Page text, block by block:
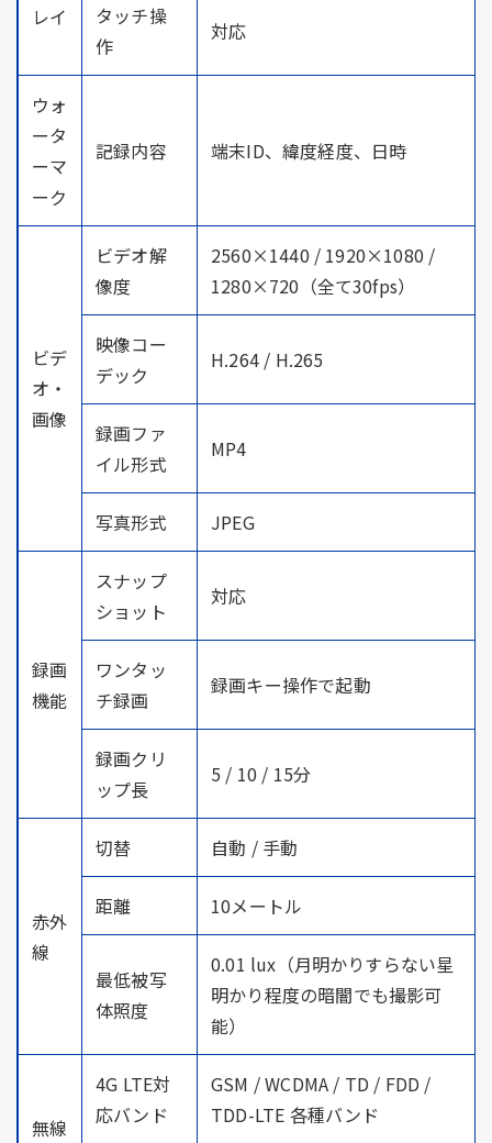
レイ
タッチ操
作
対応
ウォ
ータ
ーマ
ーク
記録内容 端末ID、緯度経度、日時
ビデ
オ・
画像
ビデオ解
像度
2560×1440 / 1920×1080 /
1280×720（全て30fps）
映像コー
デック
H.264 / H.265
録画ファ
イル形式
MP4
写真形式 JPEG
録画
機能
スナップ
ショット
対応
ワンタッ
チ録画
録画キー操作で起動
録画クリ
ップ長
5 / 10 / 15分
赤外
線
切替 自動 / 手動
距離 10メートル
最低被写
体照度
0.01 lux（月明かりすらない星
明かり程度の暗闇でも撮影可
能）
無線
4G LTE対
応バンド
GSM / WCDMA / TD / FDD /
TDD-LTE 各種バンド